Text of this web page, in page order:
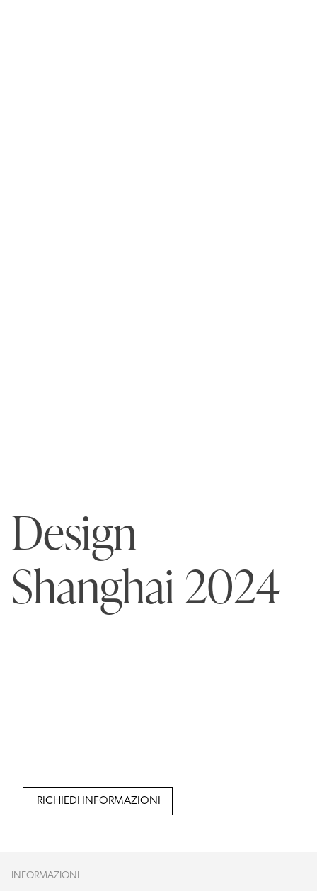
Design
Shanghai 2024
RICHIEDI INFORMAZIONI
INFORMAZIONI